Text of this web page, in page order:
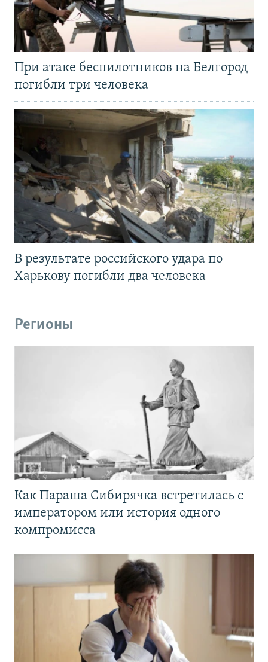
При атаке беспилотников на Белгород
погибли три человека
В результате российского удара по
Харькову погибли два человека
Регионы
Как Параша Сибирячка встретилась с
императором или история одного
компромисса